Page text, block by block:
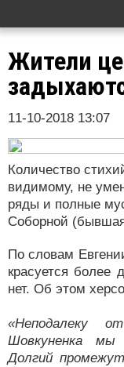
Жители
11-10-2018 13:07
Количество
видимому, не
ряды и полные
Соборной
По словам
красуется более
нет. Об этом
«Неподалеку
Шовкуненка мы
Долгий